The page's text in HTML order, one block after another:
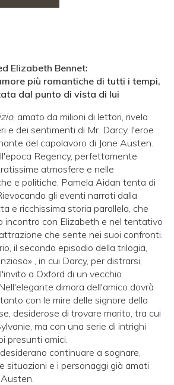
Elizabeth Bennet:
più romantiche di tutti i tempi,
dal punto di vista di lui
, amato da milioni di lettori, rivela
e dei sentimenti di Mr. Darcy, l'eroe
del capolavoro di Jane Austen.
Regency, perfettamente
atmosfere e nelle
e politiche, Pamela Aidan tenta di
gli eventi narrati dalla
e ricchissima storia parallela, che
incontro con Elizabeth e nel tentativo
che sente nei suoi confronti.
il secondo episodio della trilogia,
, in cui Darcy, per distrarsi,
a Oxford di un vecchio
dimora dell'amico dovrà
con le mire delle signore della
desiderose di trovare marito, tra cui
ma con una serie di intrighi
presunti amici.
continuare a sognare,
situazioni e i personaggi già amati